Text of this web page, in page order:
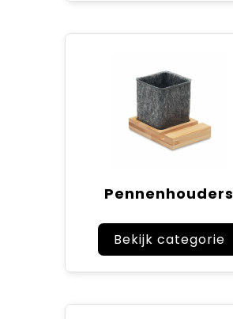
Pennenhouders
Bekijk categorie